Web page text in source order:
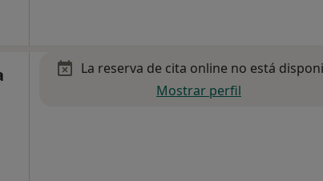
La reserva de cita online no está
Mostrar perfil